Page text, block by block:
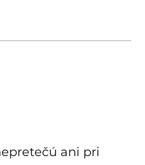
z 5 hviezdičiek
ani pri